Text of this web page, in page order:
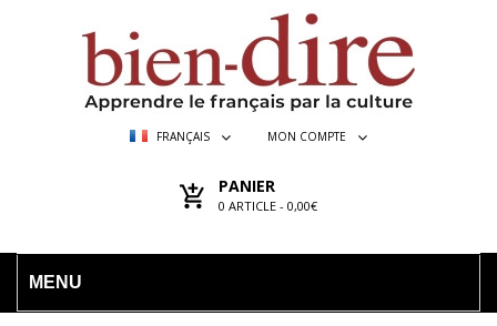
FRANÇAIS MON COMPTE
PANIER
0 ARTICLE - 0,00€
MENU